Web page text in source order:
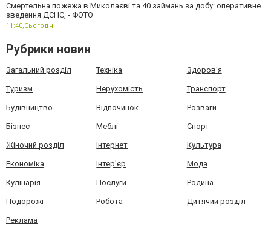
Смертельна пожежа в Миколаєві та 40 займань за добу: оперативне
зведення ДСНС, - ФОТО
11:40, Сьогодні
Рубрики новин
Загальний розділ Техніка Здоров'я
Туризм Нерухомість Транспорт
Будівництво Відпочинок Розваги
Бізнес Меблі Спорт
Жіночий розділ Інтернет Культура
Економіка Інтер'єр Мода
Кулінарія Послуги Родина
Подорожі Робота Дитячий розділ
Реклама